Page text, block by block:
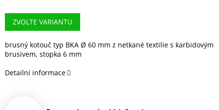
cena:
ZVOLTE VARIANTU
brusný kotouč typ BKA Ø 60 mm z netkané textilie s karbidovým
brusivem, stopka 6 mm
Detailní informace